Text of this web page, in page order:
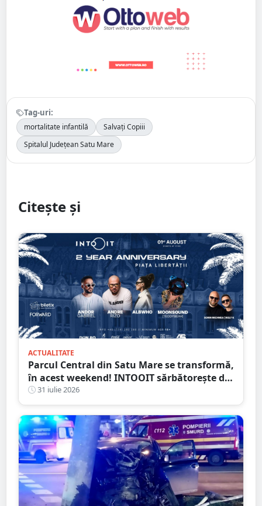
Tag-uri:
mortalitate infantilă
Salvați Copiii
Spitalul Județean Satu Mare
Citește și
ACTUALITATE
Parcul Central din Satu Mare se transformă,
în acest weekend! INTOOIT sărbătorește doi
ani printr-un eveniment spectaculos
31 iulie 2026